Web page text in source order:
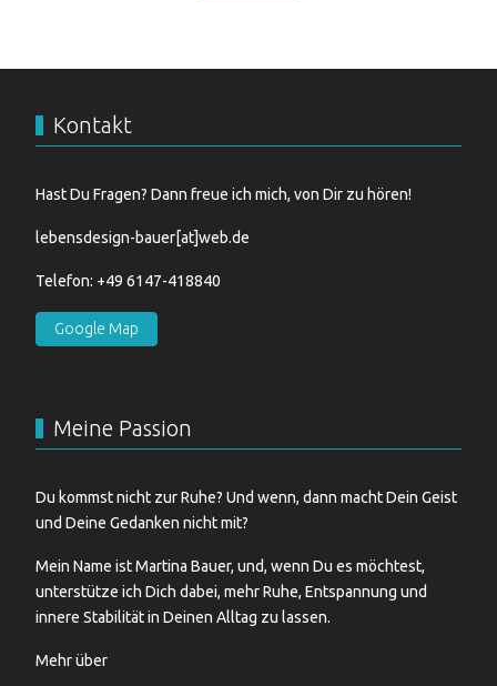
Kontakt
Hast Du Fragen? Dann freue ich mich, von Dir zu hören!
lebensdesign-bauer[at]web.de
Telefon: +49 6147-418840
Google Map
Meine Passion
Du kommst nicht zur Ruhe? Und wenn, dann macht Dein Geist
und Deine Gedanken nicht mit?
Mein Name ist Martina Bauer, und, wenn Du es möchtest,
unterstütze ich Dich dabei, mehr Ruhe, Entspannung und
innere Stabilität in Deinen Alltag zu lassen.
Mehr über